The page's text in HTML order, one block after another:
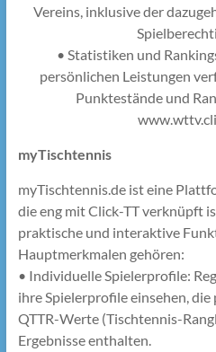
Vereins, inklusive der
• Statistiken und
persönlichen Leistungen
Punktestände und
myTischtennis
myTischtennis.de ist eine
die eng mit Click-TT verknüpft
praktische und interaktive
Hauptmerkmalen gehören:
• Individuelle Spielerprofile:
ihre Spielerprofile einsehen, die
QTTR-Werte (Tischtennis-
Ergebnisse enthalten.